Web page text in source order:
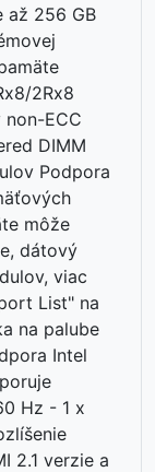
až 256 GB
2Rx8
ECC
DIMM
Podpora
môže
dátový
viac
List" na
na palube
Intel
Hz - 1 x
2.1 verzie a